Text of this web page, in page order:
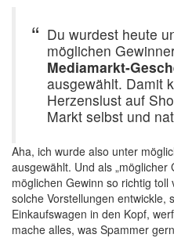
Du wurdest heute
möglichen
Mediamarkt-
ausgewählt. Damit
Herzenslust auf
Markt selbst und
Aha, ich wurde also unter
ausgewählt. Und als „möglicher
möglichen Gewinn so richtig
solche Vorstellungen entwickle,
Einkaufswagen in den Kopf,
mache alles, was Spammer